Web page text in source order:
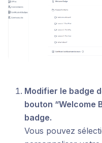
Modifier le badge
bouton “Welcome
badge.
Vous pouvez